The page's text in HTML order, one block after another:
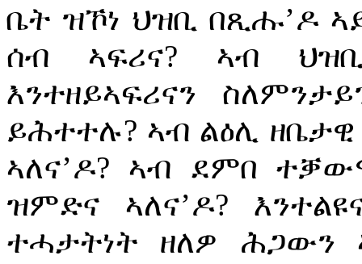
ቤት ዝኾነ ህዝቢ በጺሑ’ዶ
ሰብ ኣፍሪና? ኣብ
እንተዘይኣፍሪናን ስለምንታይ
ይሕተተሉ? ኣብ ልዕሊ
ኣለና’ዶ? ኣብ ደምበ
ዝምድና ኣለና’ዶ?
ተሓታትነት ዘለዎ ሕጋውን